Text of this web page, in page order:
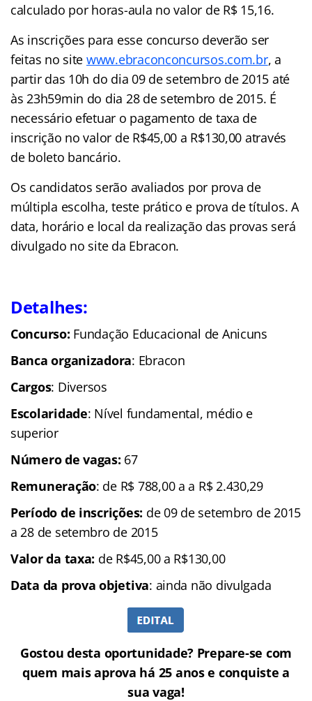
calculado por horas-aula no valor de R$ 15,16.
As inscrições para esse concurso deverão ser
feitas no site www.ebraconconcursos.com.br, a
partir das 10h do dia 09 de setembro de 2015 até
às 23h59min do dia 28 de setembro de 2015. É
necessário efetuar o pagamento de taxa de
inscrição no valor de R$45,00 a R$130,00 através
de boleto bancário.
Os candidatos serão avaliados por prova de
múltipla escolha, teste prático e prova de títulos. A
data, horário e local da realização das provas será
divulgado no site da Ebracon.
Detalhes:
Concurso: Fundação Educacional de Anicuns
Banca organizadora: Ebracon
Cargos: Diversos
Escolaridade: Nível fundamental, médio e
superior
Número de vagas: 67
Remuneração: de R$ 788,00 a a R$ 2.430,29
Período de inscrições: de 09 de setembro de 2015
a 28 de setembro de 2015
Valor da taxa: de R$45,00 a R$130,00
Data da prova objetiva: ainda não divulgada
Gostou desta oportunidade? Prepare-se com
quem mais aprova há 25 anos e conquiste a
sua vaga!